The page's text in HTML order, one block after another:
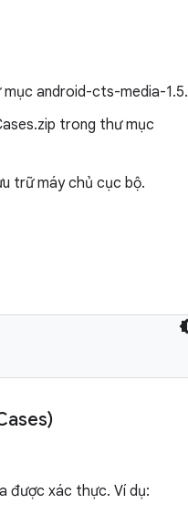
android-cts-media-1.5.
trong thư mục
trữ máy chủ cục bộ.
được xác thực. Ví dụ: